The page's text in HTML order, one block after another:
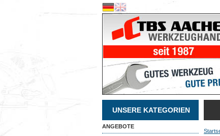
UNSERE KATEGORIEN
ANGEBOTE